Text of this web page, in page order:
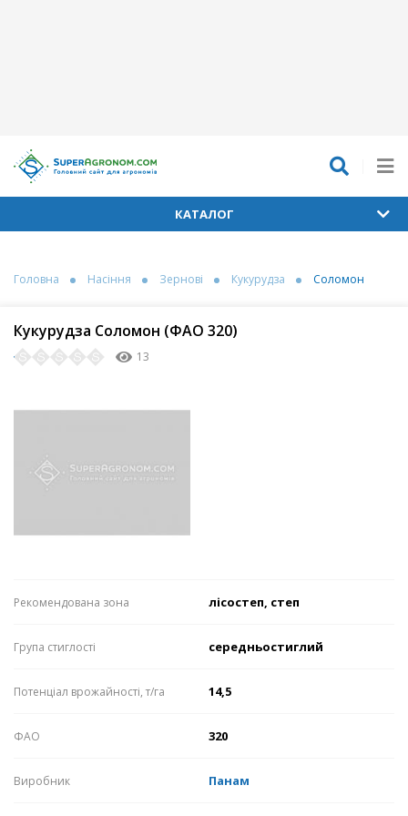
КАТАЛОГ
Головна Насіння Зернові Кукурудза Соломон
Кукурудза Соломон (ФАО 320)
13
Рекомендована зона лісостеп, степ
Група стиглості середньостиглий
Потенціал врожайності, т/га 14,5
ФАО 320
Виробник Панам